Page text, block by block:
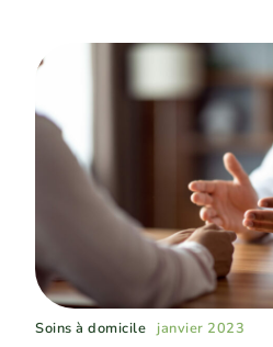
Soins à domicile janvier 2023